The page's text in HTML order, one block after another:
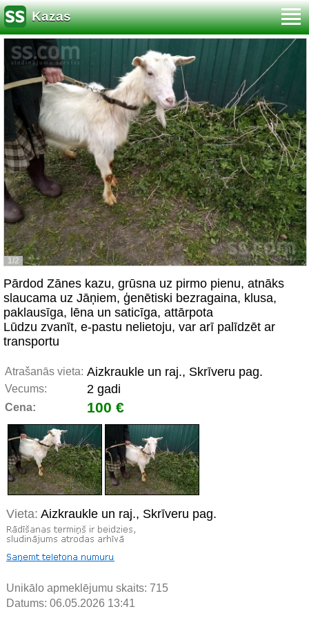
Kazas
1/2
Pārdod Zānes kazu, grūsna uz pirmo pienu, atnāks
slaucama uz Jāņiem, ģenētiski bezragaina, klusa,
paklausīga, lēna un saticīga, attārpota
Lūdzu zvanīt, e-pastu nelietoju, var arī palīdzēt ar
transportu
Atrašanās vieta: Aizkraukle un raj., Skrīveru pag.
Vecums: 2 gadi
Cena: 100 €
Vieta: Aizkraukle un raj., Skrīveru pag.
Unikālo apmeklējumu skaits: 715
Datums: 06.05.2026 13:41